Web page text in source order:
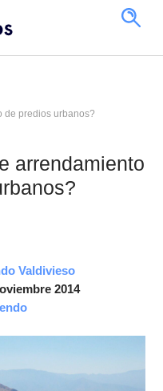
de predios urbanos?
arrendamiento
Valdivieso
2014